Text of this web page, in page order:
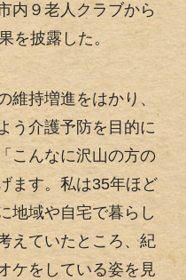
内９老人クラブから
を披露した。
持増進をはかり、
う介護予防を目的に
こんなに沢山の方の
ます。私は35年ほど
地域や自宅で暮らし
えていたところ、紀
ケをしている姿を見